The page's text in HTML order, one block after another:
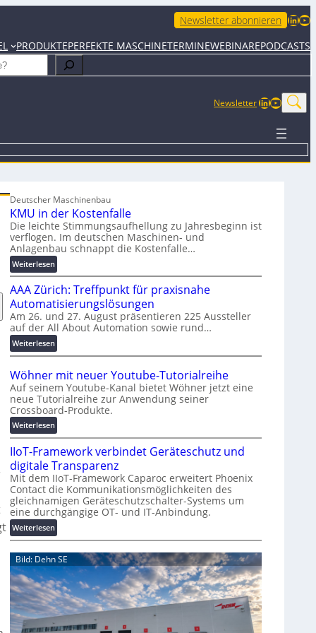
Newsletter abonnieren LinkedIn YouTube
PRODUKTEPERFEKTE MASCHINETERMINEWEBINAREPODCASTS
NewsletterLinkedIn
Deutscher Maschinenbau
KMU in der Kostenfalle
Die leichte Stimmungsaufhellung zu Jahresbeginn ist
verflogen. Im deutschen Maschinen- und
Anlagenbau schnappt die Kostenfalle…
Weiterlesen:
K
M
U
i
n
d
e
K
o
s
t
e
n
f
a
l
e
AAA Zürich: Treffpunkt für praxisnahe
Automatisierungslösungen
Am 26. und 27. August präsentieren 225 Aussteller
auf der All About Automation sowie rund…
Weiterlesen:
A
A
Z
ü
r
i
h
:
T
r
e
f
f
u
n
k
t
f
Wöhner mit neuer Youtube-Tutorialreihe
Auf seinem Youtube-Kanal bietet Wöhner jetzt eine
neue Tutorialreihe zur Anwendung seiner
Crossboard-Produkte.
Weiterlesen:
W
ö
h
n
e
r
m
i
t
n
e
u
e
r
Y
o
IIoT-Framework verbindet Geräteschutz und
digitale Transparenz
Mit dem IIoT-Framework Caparoc erweitert Phoenix
Contact die Kommunikationsmöglichkeiten des
gleichnamigen Geräteschutzschalter-Systems um
eine durchgängige OT- und IT-Anbindung.
Weiterlesen:
I
I
o
T
-
F
r
a
Bild: Dehn SE